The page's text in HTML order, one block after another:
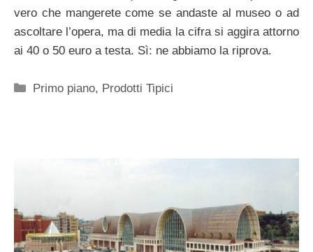
vero che mangerete come se andaste al museo o ad
ascoltare l’opera, ma di media la cifra si aggira attorno
ai 40 o 50 euro a testa. Sì: ne abbiamo la riprova.
Categorie
Primo piano, Prodotti Tipici